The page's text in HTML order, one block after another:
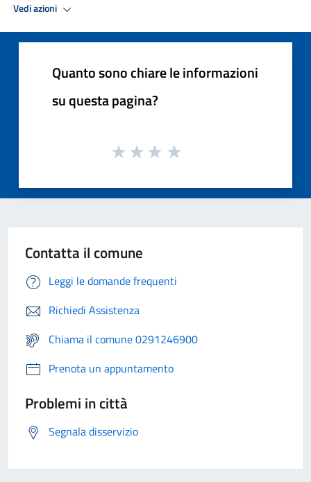
Vedi azioni
Quanto sono chiare le informazioni
su questa pagina?
Contatta il comune
Leggi le domande frequenti
Richiedi Assistenza
Chiama il comune 0291246900
Prenota un appuntamento
Problemi in città
Segnala disservizio